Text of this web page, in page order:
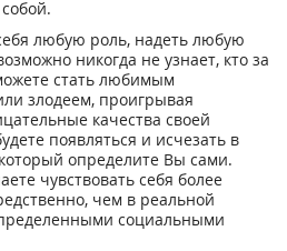
любую роль, надеть любую
никогда не узнает, кто за
стать любимым
злодеем, проигрывая
качества своей
появляться и исчезать в
определите Вы сами.
чувствовать себя более
чем в реальной
социальными